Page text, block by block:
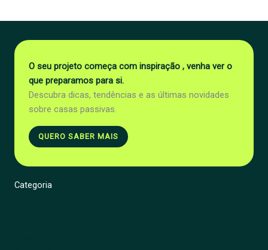
O seu projeto começa com inspiração , venha ver o
que preparamos para si.
Descubra dicas, tendências e as últimas novidades
sobre casas passivas.
QUERO SABER MAIS
Categoria